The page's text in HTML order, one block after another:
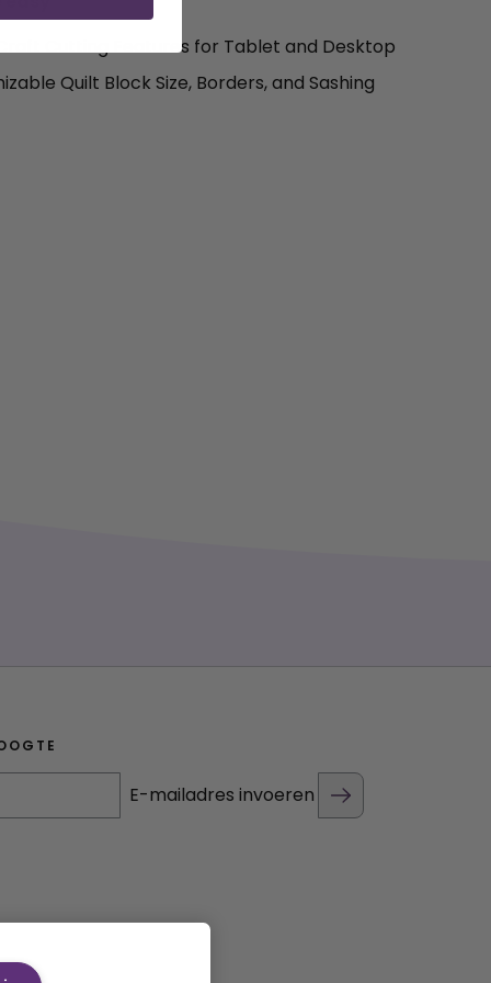
Cutting Features for Tablet and Desktop
Quilt Block Size, Borders, and Sashing
E-mailadres invoeren